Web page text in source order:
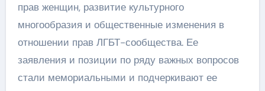
прав женщин, развитие культурного
многообразия и общественные изменения в
отношении прав ЛГБТ-сообщества. Ее
заявления и позиции по ряду важных вопросов
стали мемориальными и подчеркивают ее